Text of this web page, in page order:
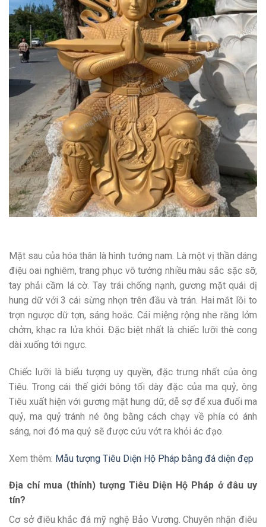
Mặt sau của hóa thân là hình tướng nam. Là một vị thần dáng
điệu oai nghiêm, trang phục võ tướng nhiều màu sắc sặc sỡ,
tay phải cầm lá cờ. Tay trái chống nạnh, gương mặt quái dị
hung dữ với 3 cái sừng nhọn trên đầu và trán. Hai mắt lồi to
trợn ngược dữ tợn, sáng hoắc. Cái miệng rộng nhe răng lởm
chởm, khạc ra lửa khói. Đặc biệt nhất là chiếc lưỡi thè cong
dài xuống tới ngực.
Chiếc lưỡi là biểu tượng uy quyền, đặc trưng nhất của ông
Tiêu. Trong cái thế giới bóng tối dày đặc của ma quỷ, ông
Tiêu xuất hiện với gương mặt hung dữ, dễ sợ để xua đuổi ma
quỷ, ma quỷ tránh né ông bằng cách chạy về phía có ánh
sáng, nơi đó ma quỷ sẽ được cứu vớt ra khỏi ác đạo.
Xem thêm: Mẫu tượng Tiêu Diện Hộ Pháp bằng đá diện đẹp
Địa chỉ mua (thỉnh) tượng Tiêu Diện Hộ Pháp ở đâu uy
tín?
Cơ sở điêu khắc đá mỹ nghệ Bảo Vương. Chuyên nhận điêu